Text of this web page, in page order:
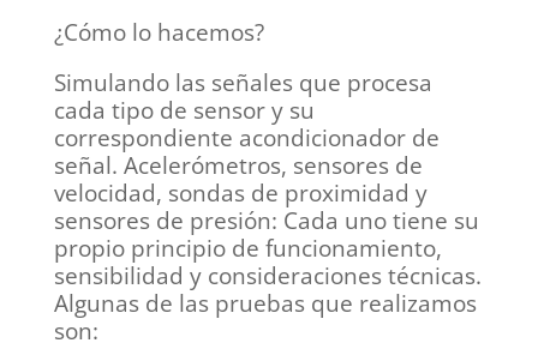
¿Cómo lo hacemos?
Simulando las señales que procesa
cada tipo de sensor y su
correspondiente acondicionador de
señal. Acelerómetros, sensores de
velocidad, sondas de proximidad y
sensores de presión: Cada uno tiene su
propio principio de funcionamiento,
sensibilidad y consideraciones técnicas.
Algunas de las pruebas que realizamos
son: